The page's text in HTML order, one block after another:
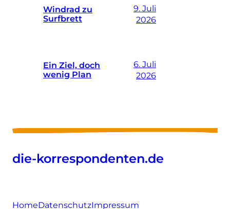
Windrad zu
Surfbrett
9. Juli
2026
Ein Ziel, doch
wenig Plan
6. Juli
2026
die-korrespondenten.de
HomeDatenschutzImpressum